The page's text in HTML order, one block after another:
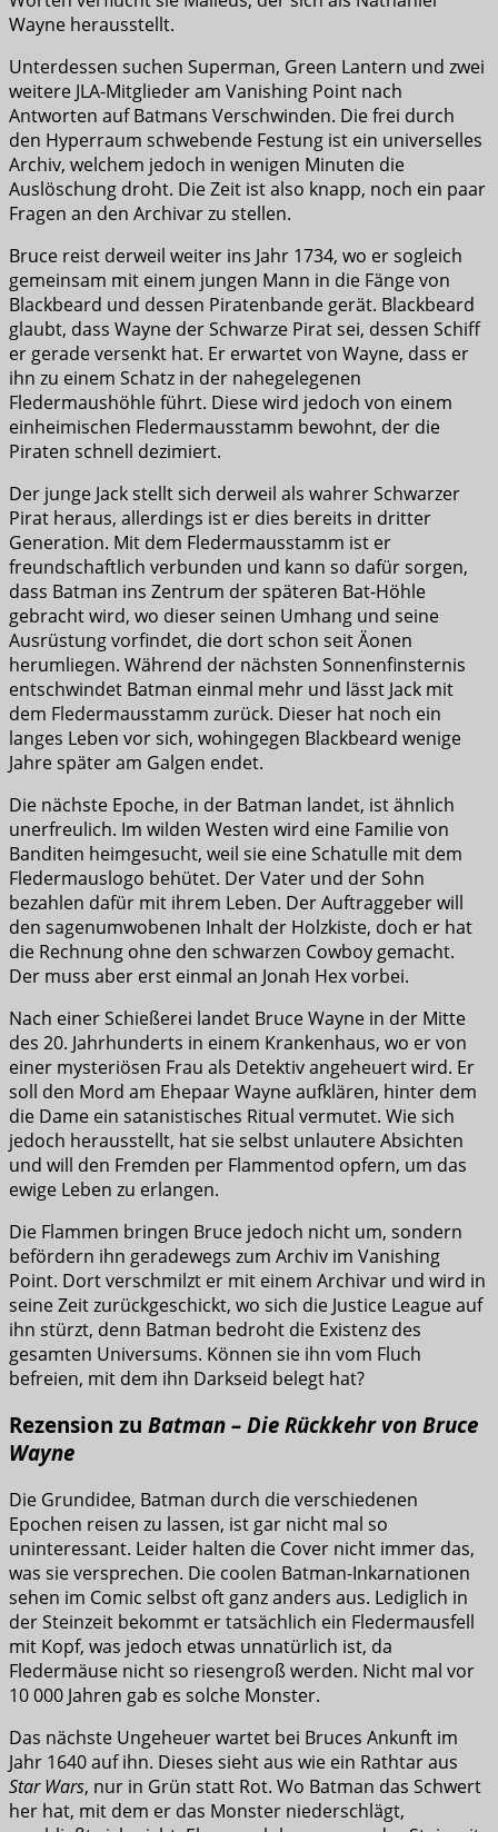
Wayne herausstellt.
Unterdessen suchen Superman, Green Lantern und zwei
weitere JLA-Mitglieder am Vanishing Point nach
Antworten auf Batmans Verschwinden. Die frei durch
den Hyperraum schwebende Festung ist ein universelles
Archiv, welchem jedoch in wenigen Minuten die
Auslöschung droht. Die Zeit ist also knapp, noch ein paar
Fragen an den Archivar zu stellen.
Bruce reist derweil weiter ins Jahr 1734, wo er sogleich
gemeinsam mit einem jungen Mann in die Fänge von
Blackbeard und dessen Piratenbande gerät. Blackbeard
glaubt, dass Wayne der Schwarze Pirat sei, dessen Schiff
er gerade versenkt hat. Er erwartet von Wayne, dass er
ihn zu einem Schatz in der nahegelegenen
Fledermaushöhle führt. Diese wird jedoch von einem
einheimischen Fledermausstamm bewohnt, der die
Piraten schnell dezimiert.
Der junge Jack stellt sich derweil als wahrer Schwarzer
Pirat heraus, allerdings ist er dies bereits in dritter
Generation. Mit dem Fledermausstamm ist er
freundschaftlich verbunden und kann so dafür sorgen,
dass Batman ins Zentrum der späteren Bat-Höhle
gebracht wird, wo dieser seinen Umhang und seine
Ausrüstung vorfindet, die dort schon seit Äonen
herumliegen. Während der nächsten Sonnenfinsternis
entschwindet Batman einmal mehr und lässt Jack mit
dem Fledermausstamm zurück. Dieser hat noch ein
langes Leben vor sich, wohingegen Blackbeard wenige
Jahre später am Galgen endet.
Die nächste Epoche, in der Batman landet, ist ähnlich
unerfreulich. Im wilden Westen wird eine Familie von
Banditen heimgesucht, weil sie eine Schatulle mit dem
Fledermauslogo behütet. Der Vater und der Sohn
bezahlen dafür mit ihrem Leben. Der Auftraggeber will
den sagenumwobenen Inhalt der Holzkiste, doch er hat
die Rechnung ohne den schwarzen Cowboy gemacht.
Der muss aber erst einmal an Jonah Hex vorbei.
Nach einer Schießerei landet Bruce Wayne in der Mitte
des 20. Jahrhunderts in einem Krankenhaus, wo er von
einer mysteriösen Frau als Detektiv angeheuert wird. Er
soll den Mord am Ehepaar Wayne aufklären, hinter dem
die Dame ein satanistisches Ritual vermutet. Wie sich
jedoch herausstellt, hat sie selbst unlautere Absichten
und will den Fremden per Flammentod opfern, um das
ewige Leben zu erlangen.
Die Flammen bringen Bruce jedoch nicht um, sondern
befördern ihn geradewegs zum Archiv im Vanishing
Point. Dort verschmilzt er mit einem Archivar und wird in
seine Zeit zurückgeschickt, wo sich die Justice League auf
ihn stürzt, denn Batman bedroht die Existenz des
gesamten Universums. Können sie ihn vom Fluch
befreien, mit dem ihn Darkseid belegt hat?
Rezension zu Batman – Die Rückkehr von Bruce
Wayne
Die Grundidee, Batman durch die verschiedenen
Epochen reisen zu lassen, ist gar nicht mal so
uninteressant. Leider halten die Cover nicht immer das,
was sie versprechen. Die coolen Batman-Inkarnationen
sehen im Comic selbst oft ganz anders aus. Lediglich in
der Steinzeit bekommt er tatsächlich ein Fledermausfell
mit Kopf, was jedoch etwas unnatürlich ist, da
Fledermäuse nicht so riesengroß werden. Nicht mal vor
10 000 Jahren gab es solche Monster.
Das nächste Ungeheuer wartet bei Bruces Ankunft im
Jahr 1640 auf ihn. Dieses sieht aus wie ein Rathtar aus
Star Wars, nur in Grün statt Rot. Wo Batman das Schwert
her hat, mit dem er das Monster niederschlägt,